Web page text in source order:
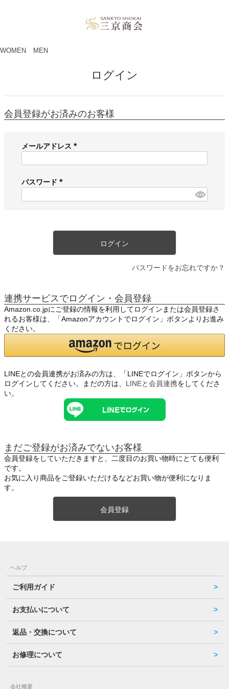
WOMEN MEN
ログイン
会員登録がお済みのお客様
メールアドレス
必
)
パスワード
必
ログイン
パスワードをお忘れですか？
連携サービスでログイン・会員登録
Amazon.co.jpにご登録の情報を利用してログインまたは会員登録さ
れるお客様は、「Amazonアカウントでログイン」ボタンよりお進み
ください。
LINEとの会員連携がお済みの方は、「LINEでログイン」ボタンから
ログインしてください。まだの方は、 LINEと会員連携をしてくださ
い。
まだご登録がお済みでないお客様
会員登録をしていただきますと、二度目のお買い物時にとても便利
です。
お気に入り商品をご登録いただけるなどお買い物が便利になりま
す。
会員登録
ヘルプ
ご利用ガイド
お支払いについて
返品・交換について
お修理について
会社概要